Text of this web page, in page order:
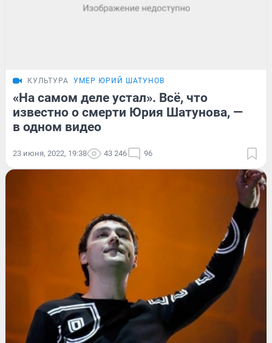
КУЛЬТУРА УМЕР ЮРИЙ ШАТУНОВ
«На самом деле устал». Всё, что
известно о смерти Юрия Шатунова, —
в одном видео
23 июня, 2022, 19:38 43 246 96